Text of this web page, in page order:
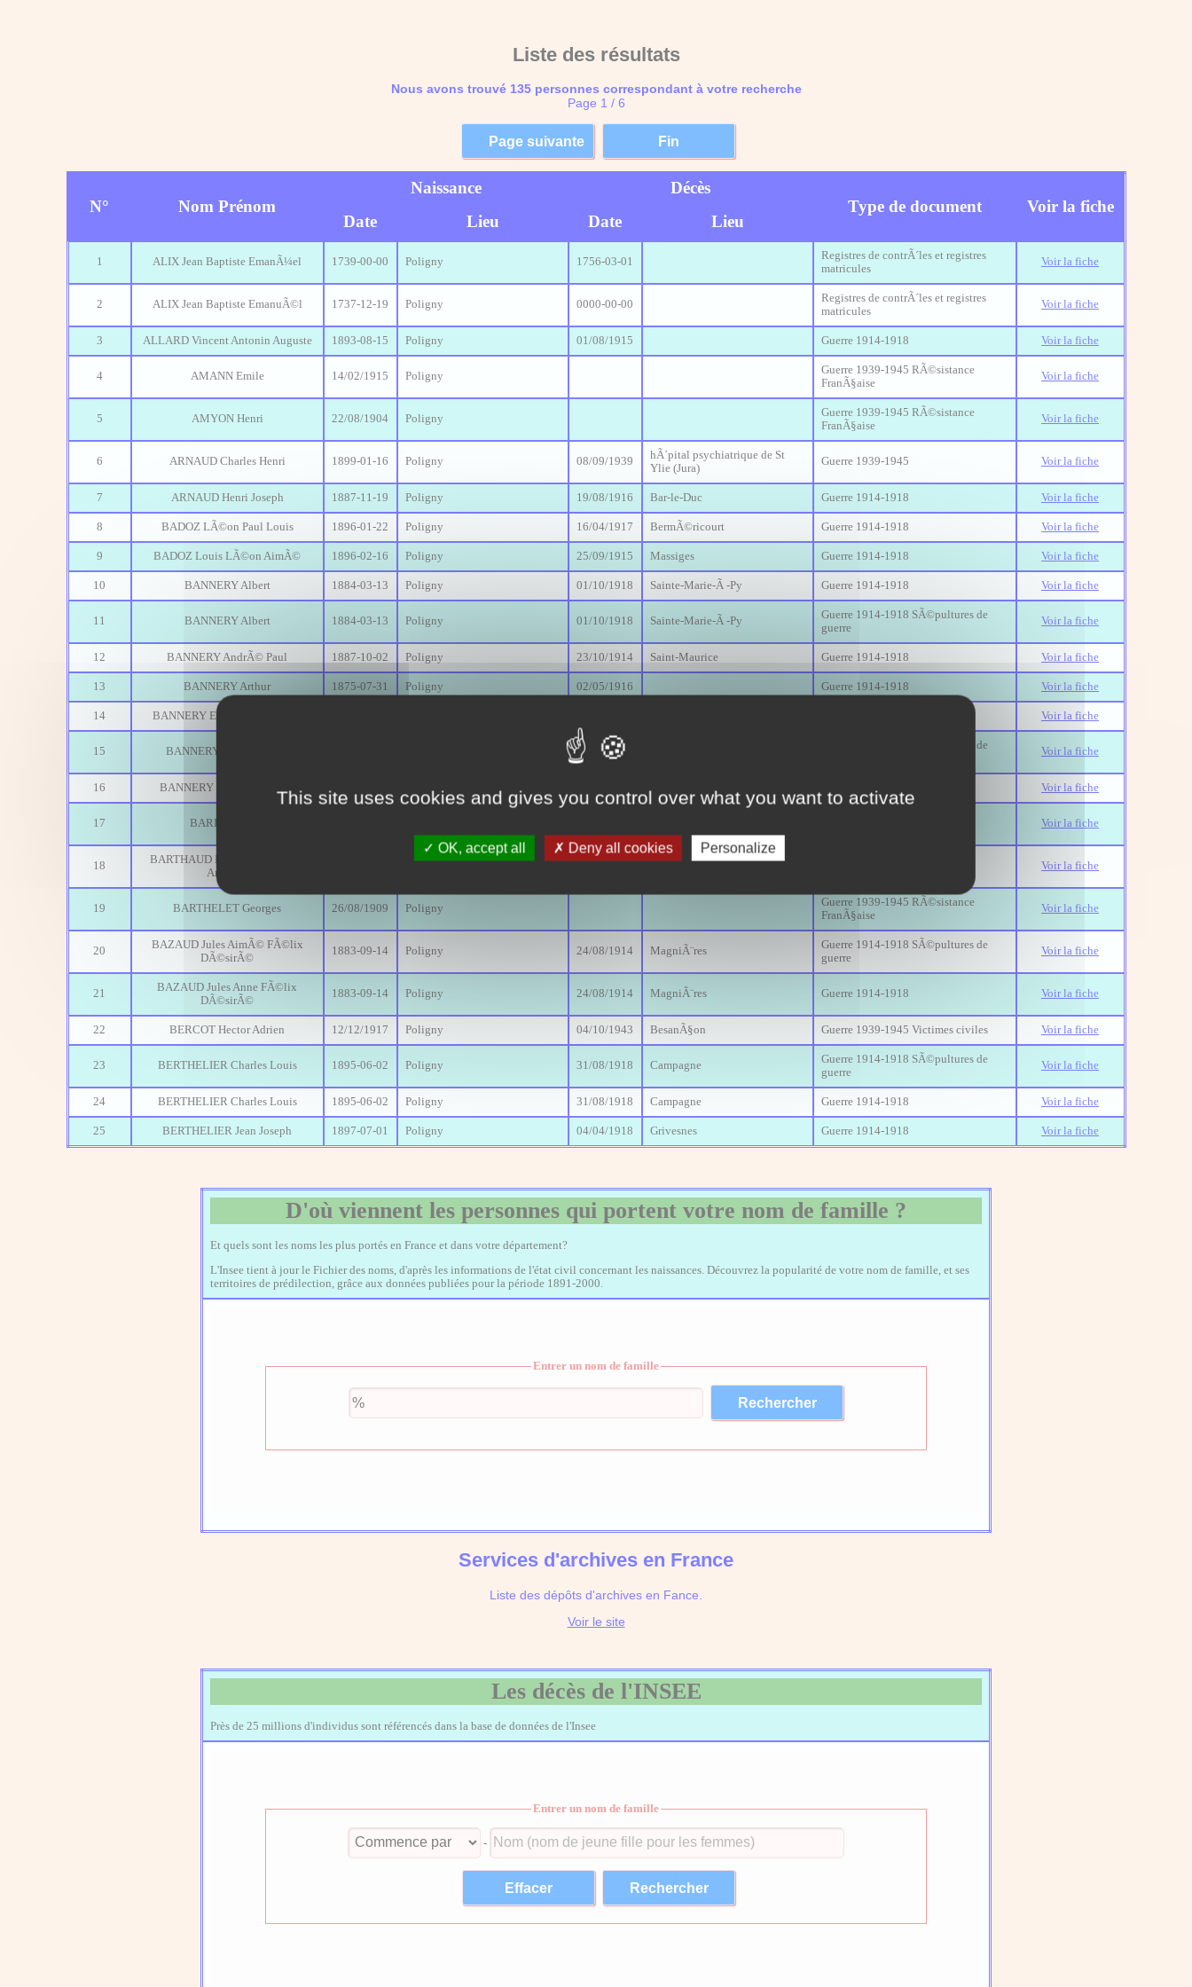
Liste des résultats
Nous avons trouvé 135 personnes correspondant à votre recherche
Page 1 / 6
N° Nom Prénom
Naissance
Décès
Type de document
Voir la fiche
Date
Lieu Date Lieu
1 ALIX Jean Baptiste EmanÃ¼el 1739-00-00 Poligny 1756-03-01
Registres de contrÃ´les et registres
matricules
Voir la fiche
2 ALIX Jean Baptiste EmanuÃ©l 1737-12-19 Poligny 0000-00-00
Registres de contrÃ´les et registres
matricules
Voir la fiche
3 ALLARD Vincent Antonin Auguste 1893-08-15 Poligny 01/08/1915 Guerre 1914-1918 Voir la fiche
4 AMANN Emile 14/02/1915 Poligny
Guerre 1939-1945 RÃ©sistance
FranÃ§aise
Voir la fiche
5 AMYON Henri 22/08/1904 Poligny
Guerre 1939-1945 RÃ©sistance
FranÃ§aise
Voir la fiche
6 ARNAUD Charles Henri 1899-01-16 Poligny 08/09/1939
hÃ´pital psychiatrique de St
Ylie (Jura)
Guerre 1939-1945 Voir la fiche
7 ARNAUD Henri Joseph 1887-11-19 Poligny 19/08/1916 Bar-le-Duc Guerre 1914-1918 Voir la fiche
8 BADOZ LÃ©on Paul Louis 1896-01-22 Poligny 16/04/1917 BermÃ©ricourt Guerre 1914-1918 Voir la fiche
9 BADOZ Louis LÃ©on AimÃ© 1896-02-16 Poligny 25/09/1915 Massiges Guerre 1914-1918 Voir la fiche
10 BANNERY Albert 1884-03-13 Poligny 01/10/1918 Sainte-Marie-Ã -Py Guerre 1914-1918 Voir la fiche
11 BANNERY Albert 1884-03-13 Poligny 01/10/1918 Sainte-Marie-Ã -Py
Guerre 1914-1918 SÃ©pultures de
guerre
Voir la fiche
12 BANNERY AndrÃ© Paul 1887-10-02 Poligny 23/10/1914 Saint-Maurice Guerre 1914-1918 Voir la fiche
13 BANNERY Arthur 1875-07-31 Poligny 02/05/1916 Guerre 1914-1918 Voir la fiche
14 BANNERY Edouard Alexandre Voir la fiche
15 BANNERY Julien Gaston 26/08/1914
Guerre 1914-1918 SÃ©pultures de
Voir la fiche
16 BANNERY Raymond Albert Poligny Rampont Guerre 1914-1918 Voir la fiche
17 BARBE Hubert Voir la fiche
18
BARTHAUD Raymond Adolphe
AndrÃ©
Voir la fiche
19 BARTHELET Georges 26/08/1909 Poligny
Guerre 1939-1945 RÃ©sistance
FranÃ§aise
Voir la fiche
20
BAZAUD Jules AimÃ© FÃ©lix
DÃ©sirÃ©
1883-09-14 Poligny 24/08/1914 MagniÃ¨res
Guerre 1914-1918 SÃ©pultures de
guerre
Voir la fiche
21
BAZAUD Jules Anne FÃ©lix
DÃ©sirÃ©
1883-09-14 Poligny 24/08/1914 MagniÃ¨res Guerre 1914-1918 Voir la fiche
22 BERCOT Hector Adrien 12/12/1917 Poligny 04/10/1943 BesanÃ§on Guerre 1939-1945 Victimes civiles Voir la fiche
23 BERTHELIER Charles Louis 1895-06-02 Poligny 31/08/1918 Campagne
Guerre 1914-1918 SÃ©pultures de
guerre
Voir la fiche
24 BERTHELIER Charles Louis 1895-06-02 Poligny 31/08/1918 Campagne Guerre 1914-1918 Voir la fiche
25 BERTHELIER Jean Joseph 1897-07-01 Poligny 04/04/1918 Grivesnes Guerre 1914-1918 Voir la fiche
D'où viennent les personnes qui portent votre nom de famille ?
Et quels sont les noms les plus portés en France et dans votre département?
L'Insee tient à jour le Fichier des noms, d'après les informations de l'état civil concernant les naissances. Découvrez la popularité de votre nom de famille, et ses
territoires de prédilection, grâce aux données publiées pour la période 1891-2000.
Entrer un nom de famille
Services d'archives en France
Liste des dépôts d'archives en Fance.
Voir le site
Les décès de l'INSEE
Près de 25 millions d'individus sont référencés dans la base de données de l'Insee
Entrer un nom de famille
-
This site uses cookies and gives you control over what you want to activate
OK, accept all Deny all cookies Personalize